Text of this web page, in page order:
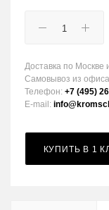
Доставка по Москве
Самовывоз из
Телефон: +7 (495)
E-mail:
КУПИТЬ В 1